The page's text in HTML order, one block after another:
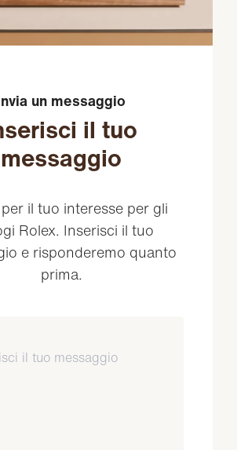
un messaggio
il tuo
messaggio
il tuo interesse per gli
Rolex. Inserisci il tuo
e risponderemo quanto
prima.